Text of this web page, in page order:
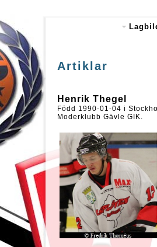
Artiklar
Henrik Thegel
Född 1990-01-04 i
Moderklubb Gävle GIK.